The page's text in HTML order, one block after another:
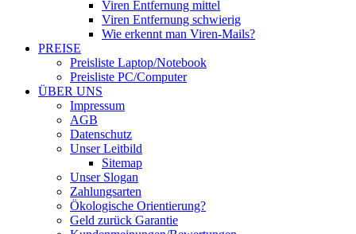
Viren Entfernung mittel
Viren Entfernung schwierig
Wie erkennt man Viren-Mails?
PREISE
Preisliste Laptop/Notebook
Preisliste PC/Computer
ÜBER UNS
Impressum
AGB
Datenschutz
Unser Leitbild
Sitemap
Unser Slogan
Zahlungsarten
Ökologische Orientierung?
Geld zurück Garantie